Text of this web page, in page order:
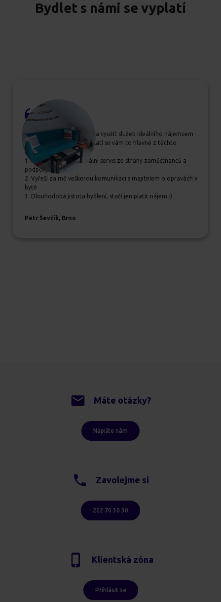
Bydlet s námi se vyplatí
Pokud se rozhodujete, zda využít služeb Ideálního nájemcem
určitě jim dejte šanci, vyplatí se vám to hlavně z těchto
důvodů:
1. Příjemný a profesionální servis ze strany zaměstnanců a
podpory
2. Vyřeší za mě veškerou komunikaci s majitelem o opravách v
bytě
3. Dlouhodobá jistota bydlení, stačí jen platit nájem :)
Petr Ševčík, Brno
Máte otázky?
Napište nám
Zavolejme si
222 70 30 30
Klientská zóna
Přihlásit se